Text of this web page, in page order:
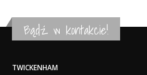
Bądź w kontakcie!
TWICKENHAM